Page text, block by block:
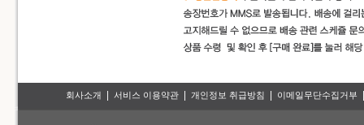
회사소개 |서비스 이용약관 |개인정보 취급방침 이메일무단수집거부